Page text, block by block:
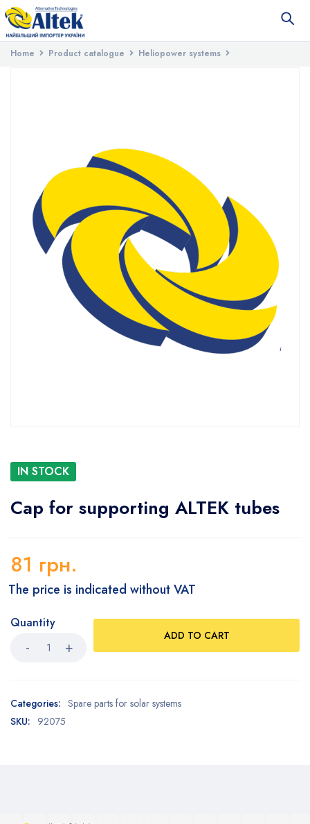
Home Product catalogue
Heliopower systems
IN STOCK
Cap for supporting ALTEK tubes
81 грн.
The price is indicated without VAT
Quantity
ADD TO CART
Categories: Spare parts for solar systems
SKU: 92075